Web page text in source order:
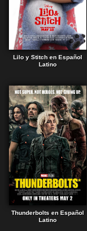
Lilo y Stitch en Español
Latino
Thunderbolts en Español
Latino